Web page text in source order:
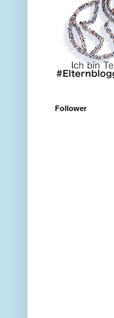
Follower